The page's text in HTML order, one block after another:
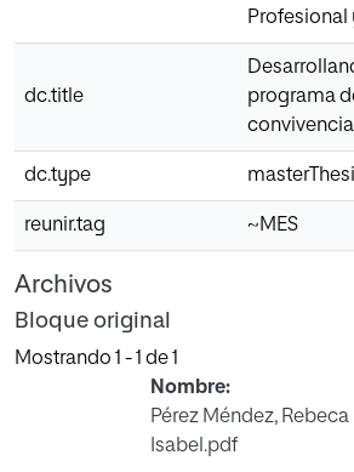
Profesional
dc.title
programa
convivencia
dc.type
reunir.tag ~MES
Archivos
Bloque original
Mostrando 1 - 1 de 1
Nombre:
Pérez Méndez, Rebeca
Isabel.pdf